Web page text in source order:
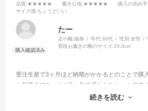
品質:★★★★★ 履き心地:★★★★★ 購入の決め手
サイズ感:ちょうどいい
たー
足の幅:細身 年代:30代 性別:女性
普段お履きの靴のサイズ:24.0cm
受注生産で3ヶ月ほど納期がかかるとのことで購
ら到着までちょうど3ヶ月で遅れもなかったです！
商品自体も革の良い匂い、軽い、で見た目もすご
続きを読む